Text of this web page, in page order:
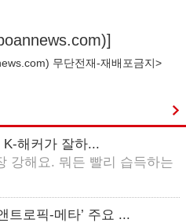
)]
) 무단전재-재배포금지>
해커가 잘하...
강해요. 뭐든 빨리 습득하는
트로픽-메타’ 주요 ...